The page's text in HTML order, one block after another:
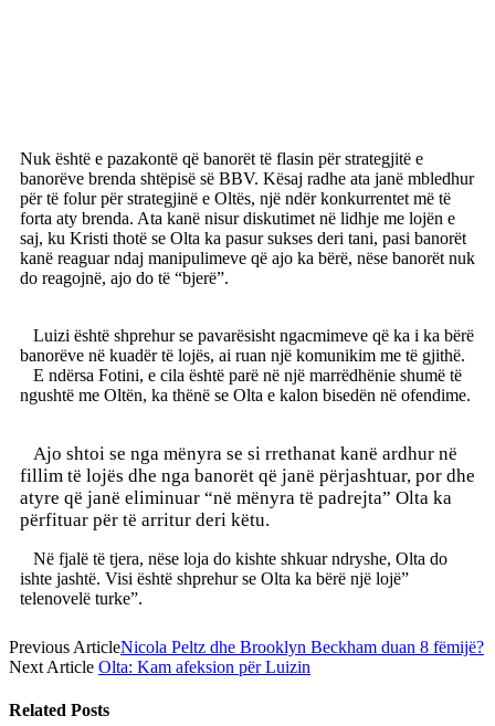
Nuk është e pazakontë që banorët të flasin për strategjitë e
banorëve brenda shtëpisë së BBV. Kësaj radhe ata janë mbledhur
për të folur për strategjinë e Oltës, një ndër konkurrentet më të
forta aty brenda. Ata kanë nisur diskutimet në lidhje me lojën e
saj, ku Kristi thotë se Olta ka pasur sukses deri tani, pasi banorët
kanë reaguar ndaj manipulimeve që ajo ka bërë, nëse banorët nuk
do reagojnë, ajo do të “bjerë”.
Luizi është shprehur se pavarësisht ngacmimeve që ka i ka bërë
banorëve në kuadër të lojës, ai ruan një komunikim me të gjithë.
E ndërsa Fotini, e cila është parë në një marrëdhënie shumë të
ngushtë me Oltën, ka thënë se Olta e kalon bisedën në ofendime.
Ajo shtoi se nga mënyra se si rrethanat kanë ardhur në
fillim të lojës dhe nga banorët që janë përjashtuar, por dhe
atyre që janë eliminuar “në mënyra të padrejta” Olta ka
përfituar për të arritur deri këtu.
Në fjalë të tjera, nëse loja do kishte shkuar ndryshe, Olta do
ishte jashtë. Visi është shprehur se Olta ka bërë një lojë”
telenovelë turke”.
Previous ArticleNicola Peltz dhe Brooklyn Beckham duan 8 fëmijë?
Next Article Olta: Kam afeksion për Luizin
Related Posts